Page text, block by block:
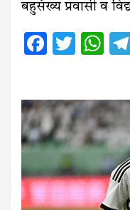
बहुसंख्य प्रवासी व